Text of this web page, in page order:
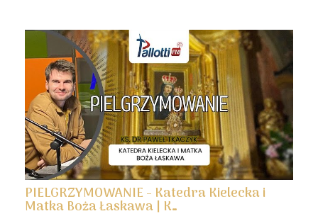
PIELGRZYMOWANIE - Katedra Kielecka i
Matka Boża Łaskawa | K…